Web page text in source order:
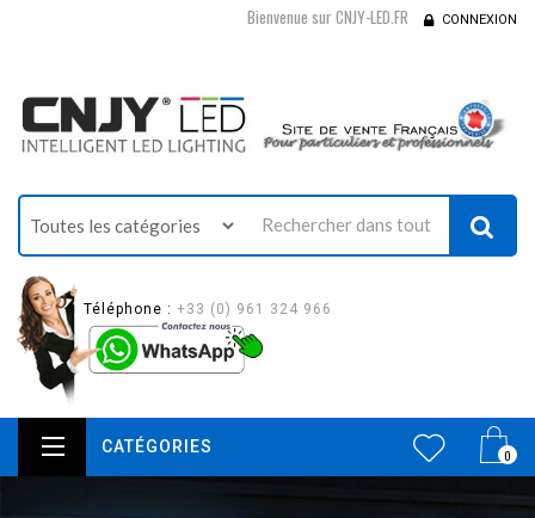
Bienvenue sur CNJY-LED.FR CONNEXION
Téléphone : +33 (0) 961 324 966
0
CATÉGORIES